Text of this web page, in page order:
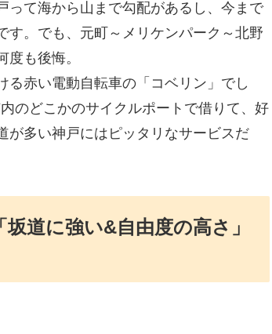
って海から山まで勾配があるし、今まで
す。でも、元町～メリケンパーク～北野
も後悔。
赤い電動自転車の「コベリン」でし
のどこかのサイクルポートで借りて、好
多い神戸にはピッタリなサービスだ
道に強い&自由度の高さ」